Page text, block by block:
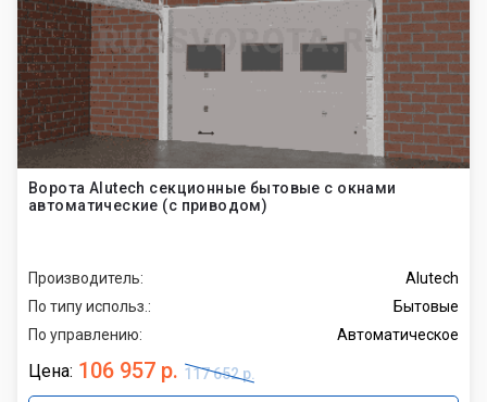
Ворота Alutech секционные бытовые с окнами
автоматические (с приводом)
Производитель:
Alutech
По типу использ.:
Бытовые
По управлению:
Автоматическое
Цена: 106 957 р. 117 652 р.